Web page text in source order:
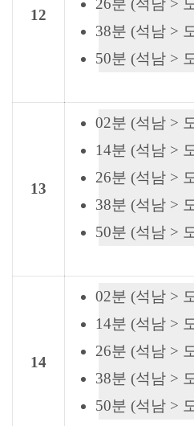
12
26분 (석남 >
38분 (석남 >
50분 (석남 >
13
02분 (석남 >
14분 (석남 >
26분 (석남 >
38분 (석남 >
50분 (석남 >
14
02분 (석남 >
14분 (석남 >
26분 (석남 >
38분 (석남 >
50분 (석남 >